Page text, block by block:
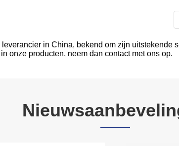
in China, bekend om zijn
onze producten, neem dan contact met ons op.